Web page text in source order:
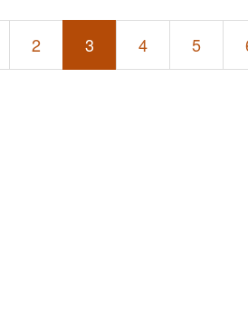
2 3 4 5